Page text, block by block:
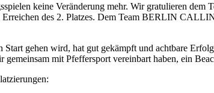
keine Veränderung mehr. Wir gratulieren
des 2. Platzes. Dem Team BERLIN
gehen wird, hat gut gekämpft und achtbare
gemeinsam mit Pfeffersport vereinbart haben, ein